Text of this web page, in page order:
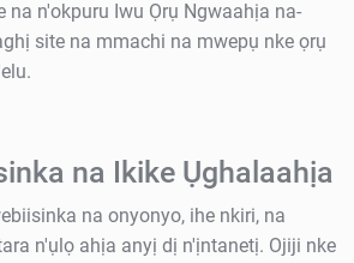
na n'okpuru Iwu Ọrụ Ngwaahịa na-
site na mmachi na mwepụ nke ọrụ
na Ikike Ụghalaahịa
na onyonyo, ihe nkiri, na
n'ụlọ ahịa anyị dị n'ịntanetị. Ojiji nke